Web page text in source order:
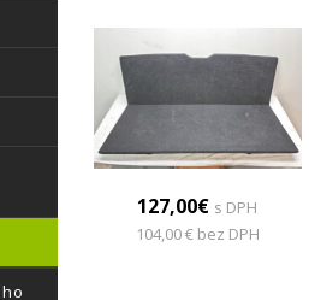
127,00€ s DPH
104,00 € bez DPH